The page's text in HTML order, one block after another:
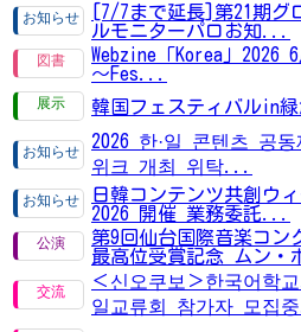
[7/7まで延長]第21期グ
ルモニターパロお知...
Webzine「Korea」2026
～Fes...
韓国フェスティバルin緑
2026 한·일 콘텐츠 공동
위크 개최 위탁...
日韓コンテンツ共創ウ
2026 開催 業務委託...
第9回仙台国際音楽コン
最高位受賞記念 ムン・
＜신오쿠보＞한국어학
일교류회 참가자 모집